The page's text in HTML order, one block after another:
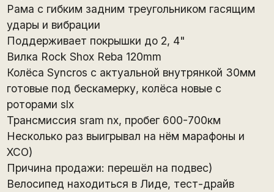
Рама с гибким задним треугольником гасящим
удары и вибрации
Поддерживает покрышки до 2, 4"
Вилка Rock Shox Reba 120mm
Колёса Syncros с актуальной внутрянкой 30мм
готовые под бескамерку, колёса новые с
роторами slx
Трансмиссия sram nx, пробег 600-700км
Несколько раз выигрывал на нём марафоны и
ХСО)
Причина продажи: перешёл на подвес)
Велосипед находиться в Лиде, тест-драйв